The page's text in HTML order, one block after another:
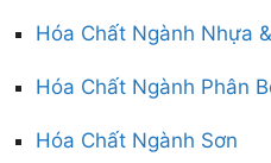
Hóa Chất Ngành Nhựa
Hóa Chất Ngành Phân
Hóa Chất Ngành Sơn